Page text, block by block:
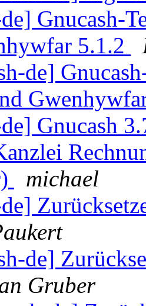
Gnucash-
5.1.2
de]
Gnucash
michael
de]
Gruber